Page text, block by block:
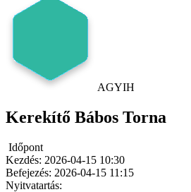
AGYIH
Kerekítő Bábos Torna
Időpont
Kezdés: 2026-04-15 10:30
Befejezés: 2026-04-15 11:15
Nyitvatartás: